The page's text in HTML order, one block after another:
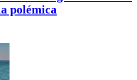
polémica